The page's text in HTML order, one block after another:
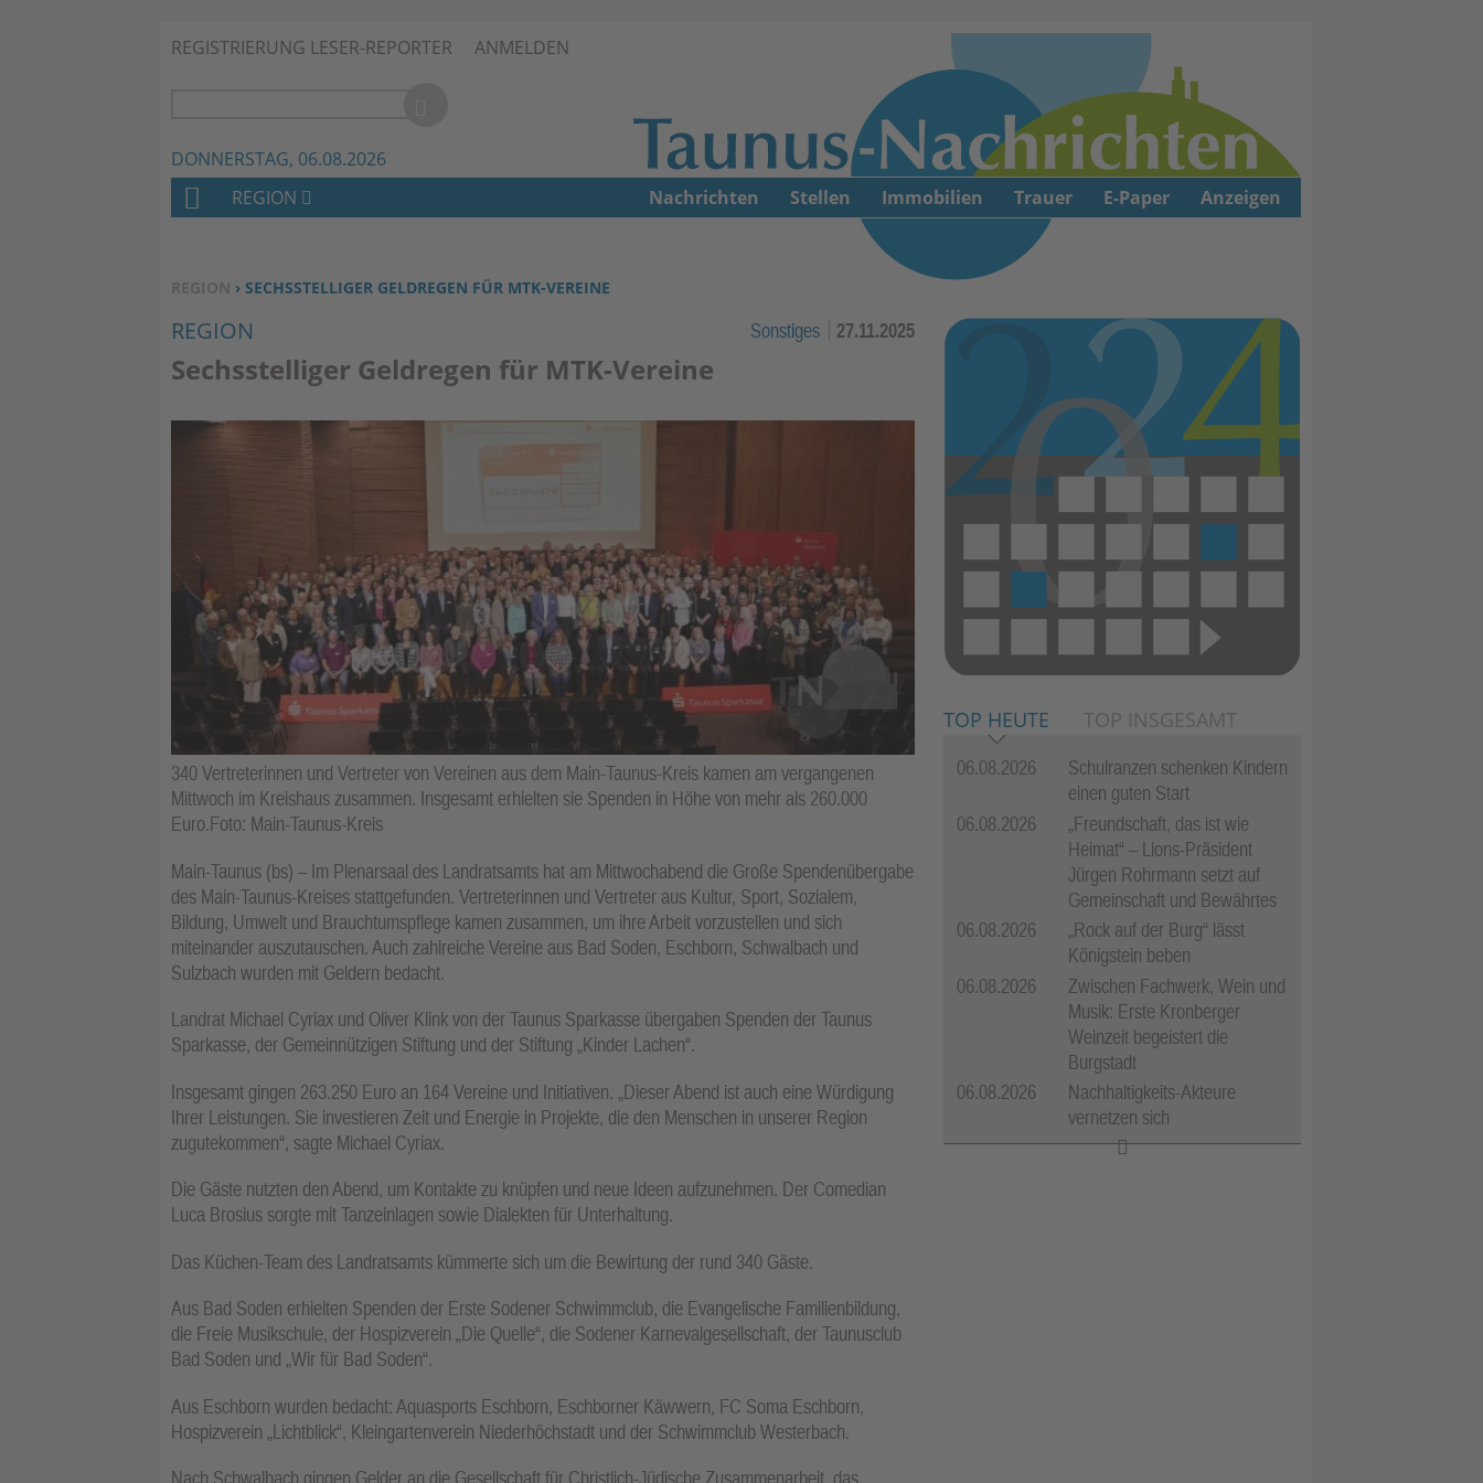
REGISTRIERUNG LESER-REPORTER ANMELDEN
DONNERSTAG, 06.08.2026
SIE BEFINDEN SICH HIER:
REGION › SECHSSTELLIGER GELDREGEN FÜR MTK-VEREINE
REGION Sonstiges 27.11.2025
Sechsstelliger Geldregen für MTK-Vereine
340 Vertreterinnen und Vertreter von Vereinen aus dem Main-Taunus-Kreis kamen am vergangenen
Mittwoch im Kreishaus zusammen. Insgesamt erhielten sie Spenden in Höhe von mehr als 260.000
Euro.Foto: Main-Taunus-Kreis
Main-Taunus (bs) – Im Plenarsaal des Landratsamts hat am Mittwochabend die Große Spendenübergabe
des Main-Taunus-Kreises stattgefunden. Vertreterinnen und Vertreter aus Kultur, Sport, Sozialem,
Bildung, Umwelt und Brauchtumspflege kamen zusammen, um ihre Arbeit vorzustellen und sich
miteinander auszutauschen. Auch zahlreiche Vereine aus Bad Soden, Eschborn, Schwalbach und
Sulzbach wurden mit Geldern bedacht.
Landrat Michael Cyriax und Oliver Klink von der Taunus Sparkasse übergaben Spenden der Taunus
Sparkasse, der Gemeinnützigen Stiftung und der Stiftung „Kinder Lachen“.
Insgesamt gingen 263.250 Euro an 164 Vereine und Initiativen. „Dieser Abend ist auch eine Würdigung
Ihrer Leistungen. Sie investieren Zeit und Energie in Projekte, die den Menschen in unserer Region
zugutekommen“, sagte Michael Cyriax.
Die Gäste nutzten den Abend, um Kontakte zu knüpfen und neue Ideen aufzunehmen. Der Comedian
Luca Brosius sorgte mit Tanzeinlagen sowie Dialekten für Unterhaltung.
Das Küchen-Team des Landratsamts kümmerte sich um die Bewirtung der rund 340 Gäste.
Aus Bad Soden erhielten Spenden der Erste Sodener Schwimmclub, die Evangelische Familienbildung,
die Freie Musikschule, der Hospizverein „Die Quelle“, die Sodener Karnevalgesellschaft, der Taunusclub
Bad Soden und „Wir für Bad Soden“.
Aus Eschborn wurden bedacht: Aquasports Eschborn, Eschborner Käwwern, FC Soma Eschborn,
Hospizverein „Lichtblick“, Kleingartenverein Niederhöchstadt und der Schwimmclub Westerbach.
TOP HEUTE TOP INSGESAMT
06.08.2026
Schulranzen schenken Kindern
einen guten Start
06.08.2026
„Freundschaft, das ist wie
Heimat“ – Lions-Präsident
Jürgen Rohrmann setzt auf
Gemeinschaft und Bewährtes
06.08.2026
„Rock auf der Burg“ lässt
Königstein beben
06.08.2026
Zwischen Fachwerk, Wein und
Musik: Erste Kronberger
Weinzeit begeistert die
Burgstadt
06.08.2026
Nachhaltigkeits-Akteure
vernetzen sich
H
M
E
REGION Nachrichten Stellen Immobilien Trauer E-Paper Anzeigen